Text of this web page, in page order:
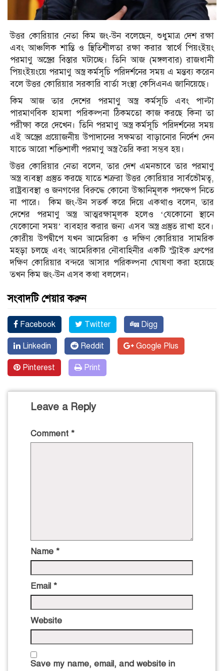
উত্তর কোরিয়ার নেতা কিম জং-উন বলেছেন, শুধুমাত্র দেশ রক্ষা
এবং আঞ্চলিক শান্তি ও স্থিতিশীলতা রক্ষা করার স্বার্থে পিয়ংইয়ং
পরমাণু অস্ত্রের বিস্তার ঘটাচ্ছে। তিনি আজ (মঙ্গলবার) রাজধানী
পিয়ংইয়ংয়ে পরমাণু অস্ত্র কর্মসূচি পরিদর্শনের সময় এ মন্তব্য করেন
বলে উত্তর কোরিয়ার সরকারি বার্তা সংস্থা কেসিএনএ জানিয়েছে।
কিম আজ তার দেশের পরমাণু অস্ত্র কর্মসূচি এবং পাল্টা
পারমাণবিক হামলা পরিকল্পনা ঠিকমতো কাজ করছে কিনা তা
পরীক্ষা করে দেখেন। তিনি পরমাণু অস্ত্র কর্মসূচি পরিদর্শনের সময়
এই অস্ত্রের প্রয়োজনীয় উপাদানের সক্ষমতা বাড়ানোর নির্দেশ দেন
যাতে আরো শক্তিশালী পরমাণু অস্ত্র তৈরি করা সম্ভব হয়।
উত্তর কোরিয়ার নেতা বলেন, তার দেশ এমনভাবে তার পরমাণু
অস্ত্র ব্যবস্থা প্রস্তুত করছে যাতে শত্রুরা উত্তর কোরিয়ার সার্বভৌমত্ব,
রাষ্ট্রব্যবস্থা ও জনগণের বিরুদ্ধে কোনো উস্কানিমূলক পদক্ষেপ নিতে
না পারে। কিম জং-উন সতর্ক করে দিয়ে একথাও বলেন, তার
দেশের পরমাণু অস্ত্র আত্মরক্ষামূলক হলেও ‘যেকোনো স্থানে
যেকোনো সময়’ ব্যবহার করার জন্য এসব অস্ত্র প্রস্তুত রাখা হবে।
কোরীয় উপদ্বীপে যখন আমেরিকা ও দক্ষিণ কোরিয়ার সামরিক
মহড়া চলছে এবং আমেরিকার নৌবাহিনীর একটি স্ট্রাইক গ্রুপের
দক্ষিণ কোরিয়ার বন্দরে আসার পরিকল্পনা ঘোষণা করা হয়েছে
তখন কিম জং-উন এসব কথা বললেন।
সংবাদটি শেয়ার করুন
Facebook Twitter Digg
Linkedin Reddit Google Plus
Pinterest Print
Leave a Reply
Comment *
Name *
Email *
Website
Save my name, email, and website in